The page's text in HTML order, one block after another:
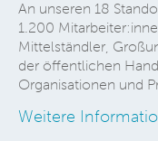
An unseren 18
1.200
Mittelständler,
der öffentlichen
Organisationen und
Weitere